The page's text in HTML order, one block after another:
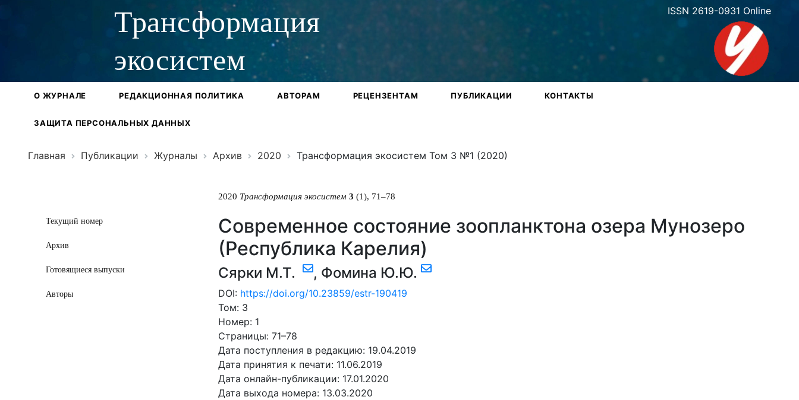
Трансформация
экосистем
ISSN 2619-0931 Online
О ЖУРНАЛЕ РЕДАКЦИОННАЯ ПОЛИТИКА АВТОРАМ РЕЦЕНЗЕНТАМ ПУБЛИКАЦИИ КОНТАКТЫ
ЗАЩИТА ПЕРСОНАЛЬНЫХ ДАННЫХ
Главная Публикации Журналы Архив 2020 Трансформация экосистем Том 3 №1 (2020)
Текущий номер
Архив
Готовящиеся выпуски
Авторы
2020 Трансформация экосистем 3 (1), 71–78
Современное состояние зоопланктона озера Мунозеро
(Республика Карелия)
Сярки М.Т. , Фомина Ю.Ю.
DOI: https://doi.org/10.23859/estr-190419
Том: 3
Номер: 1
Страницы: 71–78
Дата поступления в редакцию: 19.04.2019
Дата принятия к печати: 11.06.2019
Дата онлайн-публикации: 17.01.2020
Дата выхода номера: 13.03.2020